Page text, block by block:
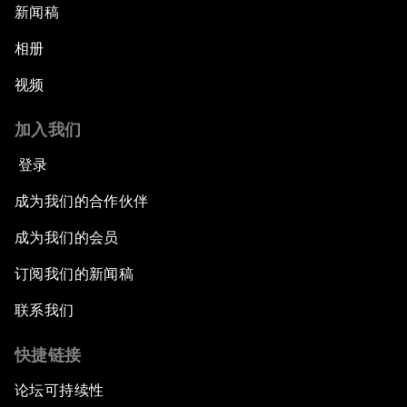
新闻稿
相册
视频
加入我们
登录
成为我们的合作伙伴
成为我们的会员
订阅我们的新闻稿
联系我们
快捷链接
论坛可持续性